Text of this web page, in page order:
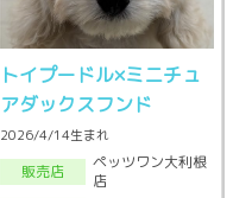
トイプードル×ミニチュ
アダックスフンド
2026/4/14生まれ
販売店
ペッツワン大利根
店